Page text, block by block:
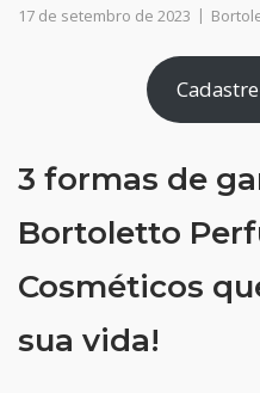
17 de setembro de 2023
3 formas de
Bortoletto
Cosméticos
sua vida!